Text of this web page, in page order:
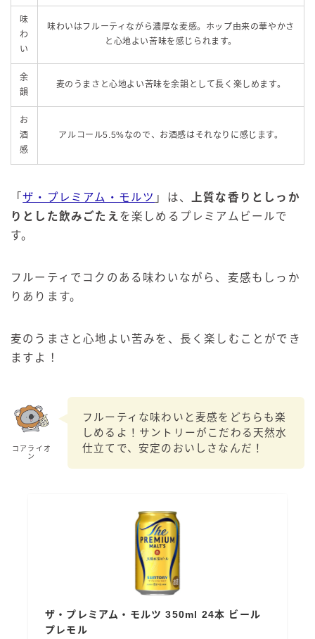
味
わ
い
味わいはフルーティながら濃厚な麦感。ホップ由来の華やかさ
と心地よい苦味を感じられます。
余
韻
麦のうまさと心地よい苦味を余韻として長く楽しめます。
お
酒
感
アルコール5.5%なので、お酒感はそれなりに感じます。
「ザ・プレミアム・モルツ 」は、
上質な香りとしっか
りとした飲みごたえ を楽しめるプレミアムビールで
す。
フルーティでコクのある味わいながら、麦感もしっか
りあります。
麦のうまさと心地よい苦みを、長く楽しむことができ
ますよ！
コアライオ
ン
フルーティな味わいと麦感をどちらも楽
しめるよ！サントリーがこだわる天然水
仕立てで、安定のおいしさなんだ！
ザ・プレミアム・モルツ 350ml 24本 ビール
プレモル